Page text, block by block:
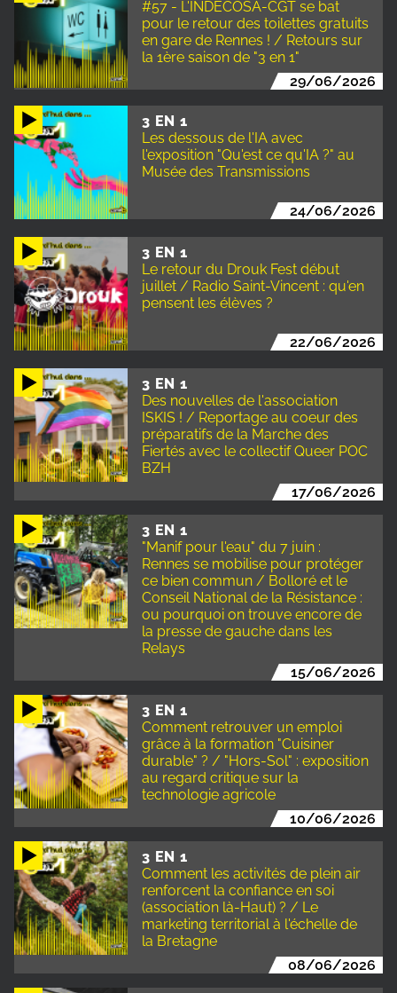
#57 - L'INDECOSA-CGT se bat
pour le retour des toilettes gratuits
en gare de Rennes ! / Retours sur
la 1ère saison de "3 en 1"
29/06/2026
3 EN 1
Les dessous de l'IA avec
l'exposition "Qu'est ce qu'IA ?" au
Musée des Transmissions
24/06/2026
3 EN 1
Le retour du Drouk Fest début
juillet / Radio Saint-Vincent : qu'en
pensent les élèves ?
22/06/2026
3 EN 1
Des nouvelles de l'association
ISKIS ! / Reportage au coeur des
préparatifs de la Marche des
Fiertés avec le collectif Queer POC
BZH
17/06/2026
3 EN 1
"Manif pour l'eau" du 7 juin :
Rennes se mobilise pour protéger
ce bien commun / Bolloré et le
Conseil National de la Résistance :
ou pourquoi on trouve encore de
la presse de gauche dans les
Relays
15/06/2026
3 EN 1
Comment retrouver un emploi
grâce à la formation "Cuisiner
durable" ? / "Hors-Sol" : exposition
au regard critique sur la
technologie agricole
10/06/2026
3 EN 1
Comment les activités de plein air
renforcent la confiance en soi
(association là-Haut) ? / Le
marketing territorial à l'échelle de
la Bretagne
08/06/2026